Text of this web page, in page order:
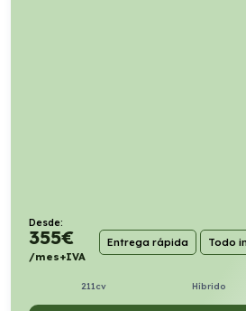
Desde:
355€
/mes+IVA
Entrega rápida Todo
211cv Híbrido